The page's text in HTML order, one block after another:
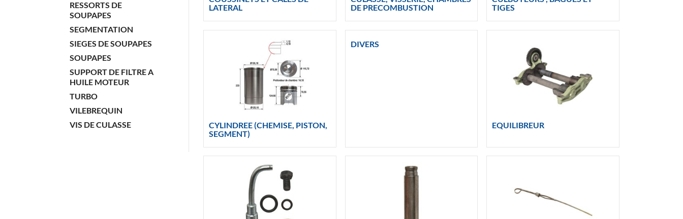
RESSORTS DE
SOUPAPES
SEGMENTATION
SIEGES DE SOUPAPES
SOUPAPES
SUPPORT DE FILTRE A
HUILE MOTEUR
TURBO
VILEBREQUIN
VIS DE CULASSE
LATERAL
DE PRECOMBUSTION
TIGES
CYLINDREE (CHEMISE, PISTON,
SEGMENT)
DIVERS
EQUILIBREUR